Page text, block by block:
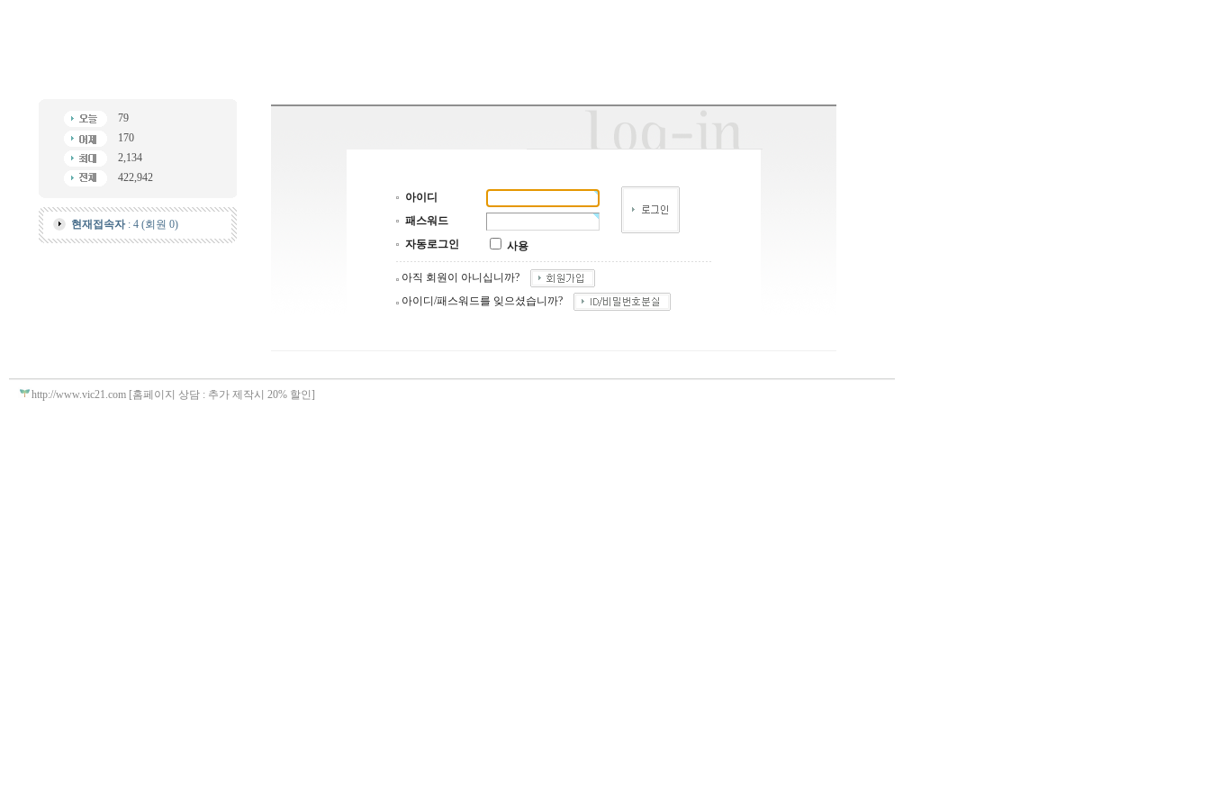
79
170
2,134
422,942
현재접속자: 4 (회원 0)
아이디
패스워드
자동로그인
사용
아직 회원이 아니십니까?
아이디/패스워드를 잊으셨습니까?
http://www.vic21.com [홈페이지 상담 : 추가 제작시 20% 할인]